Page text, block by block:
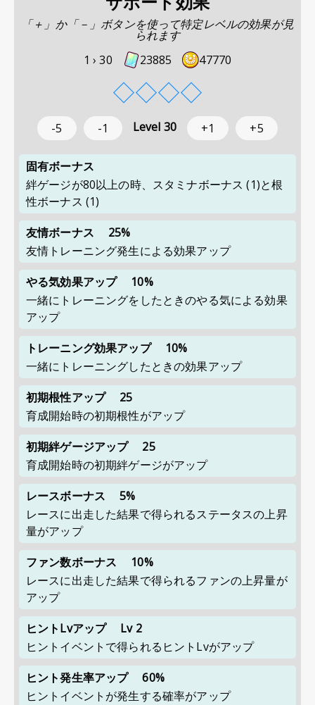
「＋」か「－」ボタンを使って特定レベルの効果が見
られます
1 ›30 23885 47770
◇◇◇◇
-5 -1 Level 30 +1 +5
固有ボーナス
絆ゲージが80以上の時、スタミナボーナス (1)と根
性ボーナス (1)
友情ボーナス
25%
友情トレーニング発生による効果アップ
やる気効果アップ
10%
一緒にトレーニングをしたときのやる気による効果
アップ
トレーニング効果アップ
10%
一緒にトレーニングしたときの効果アップ
初期根性アップ
25
育成開始時の初期根性がアップ
初期絆ゲージアップ
25
育成開始時の初期絆ゲージがアップ
レースボーナス
5%
レースに出走した結果で得られるステータスの上昇
量がアップ
ファン数ボーナス
10%
レースに出走した結果で得られるファンの上昇量が
アップ
ヒントLvアップ
Lv 2
ヒントイベントで得られるヒントLvがアップ
ヒント発生率アップ
60%
ヒントイベントが発生する確率がアップ